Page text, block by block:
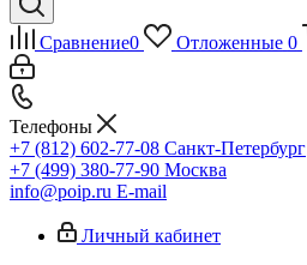
Сравнение0 Отложенные 0
Телефоны
+7 (812) 602-77-08 Санкт-Петербург
+7 (499) 380-77-90 Москва
info@poip.ru E-mail
Личный кабинет